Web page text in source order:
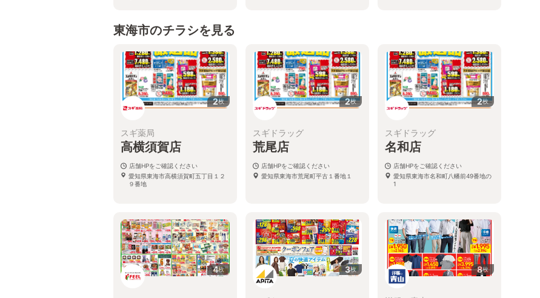
東海市のチラシを見る
2枚
スギ薬局
高横須賀店
店舗HPをご確認ください
愛知県東海市高横須賀町五丁目１２
９番地
2枚
スギドラッグ
荒尾店
店舗HPをご確認ください
愛知県東海市荒尾町平古１番地１
2枚
スギドラッグ
名和店
店舗HPをご確認ください
愛知県東海市名和町八幡前49番地の
1
4枚 3枚 8枚